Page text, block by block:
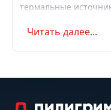
термальные
самостоятельно или с
Читать далее...